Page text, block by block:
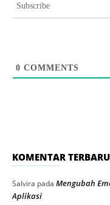
Subscribe
0 COMMENTS
KOMENTAR TERBARU
Salvira pada Mengubah
Aplikasi